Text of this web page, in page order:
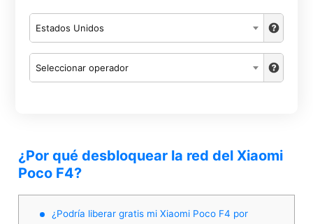
Estados Unidos
Seleccionar operador
¿Por qué desbloquear la red del Xiaomi
Poco F4?
¿Podría liberar gratis mi Xiaomi Poco F4 por